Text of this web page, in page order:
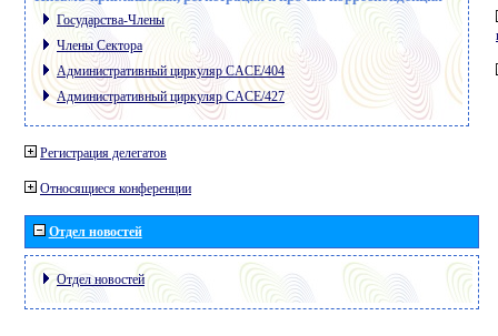
Государства-Члены
Члены Сектора
Административный циркуляр CACE/404
Административный циркуляр CACE/427
Регистрация делегатов
Относящиеся конференции
Отдел новостей
Отдел новостей